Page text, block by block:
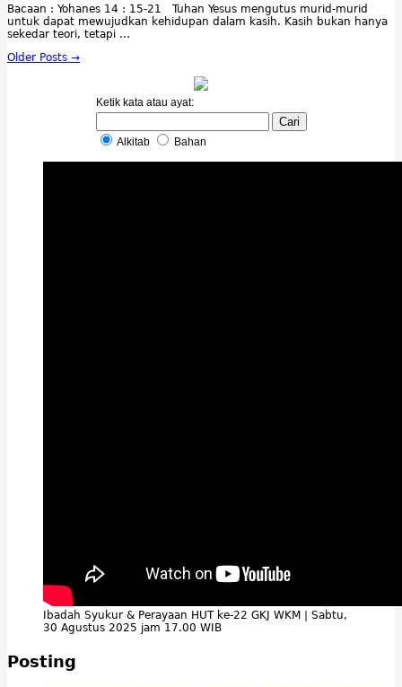
Bacaan : Yohanes 14 : 15-21 Tuhan Yesus mengutus murid-murid
untuk dapat mewujudkan kehidupan dalam kasih. Kasih bukan hanya
sekedar teori, tetapi …
Older Posts →
Ketik kata atau ayat:
Alkitab Bahan
Ibadah Syukur & Perayaan HUT ke-22 GKJ WKM | Sabtu,
30 Agustus 2025 jam 17.00 WIB
Posting